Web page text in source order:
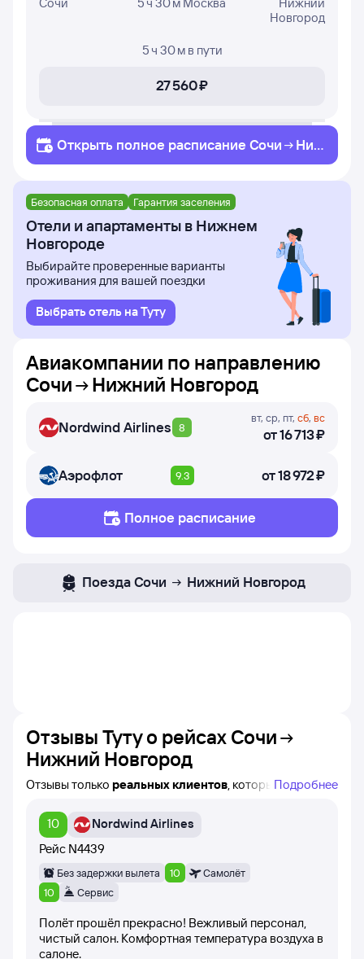
Новгород
5 ч 30 м в пути
27 ⁠560 ⁠₽
Открыть полное расписание Сочи
Ни
жний Новгород
Безопасная оплата Гарантия заселения
Отели и апартаменты в Нижнем
Новгороде
Выбирайте проверенные варианты
проживания для вашей поездки
Выбрать отель на Туту
Авиакомпании по направлению
Сочи
Нижний Новгород
Nordwind Airlines 8
вт, ср, пт, сб, вс
от16 ⁠713 ⁠₽
Аэрофлот 9.3 от18 ⁠972 ⁠₽
Полное расписание
Поезда Сочи Нижний Новгород
Отзывы Туту о рейсах Сочи
Нижний Новгород
Отзывы только реальных клиентов, которые
Нижний Новгород на сайте Туту!
Вы можете найти время вылета, авиакомпанию
и название конкретного рейса, а также дату написания
При написании отзывов клиенты оценивают рейс
вежливость персонала, питание на борту самолёта).
Все посетители сайта могут оценить отзыв
Подробнее
10
Nordwind Airlines
Рейс N4439
Без задержки вылета 10
Самолёт
10
Сервис
Полёт прошёл прекрасно! Вежливый персонал,
чистый салон. Комфортная температура воздуха в
салоне.